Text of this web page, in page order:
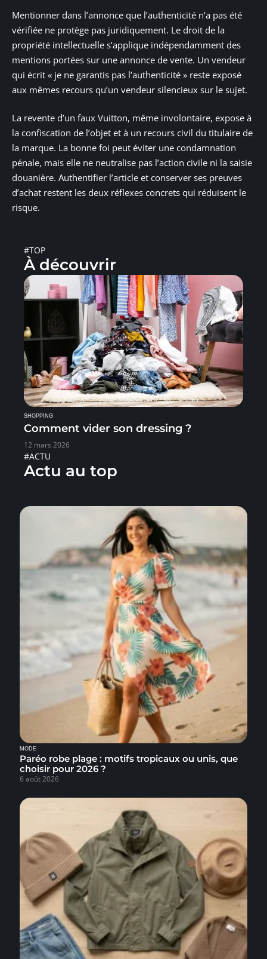
Mentionner dans l’annonce que l’authenticité n’a pas été
vérifiée ne protège pas juridiquement. Le droit de la
propriété intellectuelle s’applique indépendamment des
mentions portées sur une annonce de vente. Un vendeur
qui écrit « je ne garantis pas l’authenticité » reste exposé
aux mêmes recours qu’un vendeur silencieux sur le sujet.
La revente d’un faux Vuitton, même involontaire, expose à
la confiscation de l’objet et à un recours civil du titulaire de
la marque. La bonne foi peut éviter une condamnation
pénale, mais elle ne neutralise pas l’action civile ni la saisie
douanière. Authentifier l’article et conserver ses preuves
d’achat restent les deux réflexes concrets qui réduisent le
risque.
#TOP
À découvrir
SHOPPING
Comment vider son dressing ?
12 mars 2026
#ACTU
Actu au top
MODE
Paréo robe plage : motifs tropicaux ou unis, que
choisir pour 2026 ?
6 août 2026